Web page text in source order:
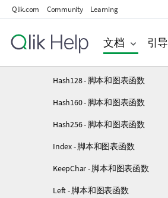
Qlik.com Community Learning
文档 引导
Chr - 脚本和图表函数
Evaluate - 脚本函数
Hash128 - 脚本和图表函数
Hash160 - 脚本和图表函数
Hash256 - 脚本和图表函数
Index - 脚本和图表函数
KeepChar - 脚本和图表函数
Left - 脚本和图表函数